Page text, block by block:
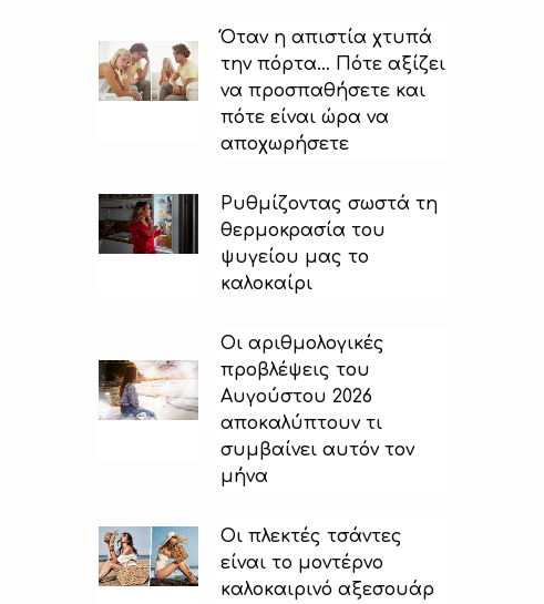
Όταν η απιστία χτυπά
την πόρτα… Πότε αξίζει
να προσπαθήσετε και
πότε είναι ώρα να
αποχωρήσετε
Ρυθμίζοντας σωστά τη
θερμοκρασία του
ψυγείου μας το
καλοκαίρι
Οι αριθμολογικές
προβλέψεις του
Αυγούστου 2026
αποκαλύπτουν τι
συμβαίνει αυτόν τον
μήνα
Οι πλεκτές τσάντες
είναι το μοντέρνο
καλοκαιρινό αξεσουάρ